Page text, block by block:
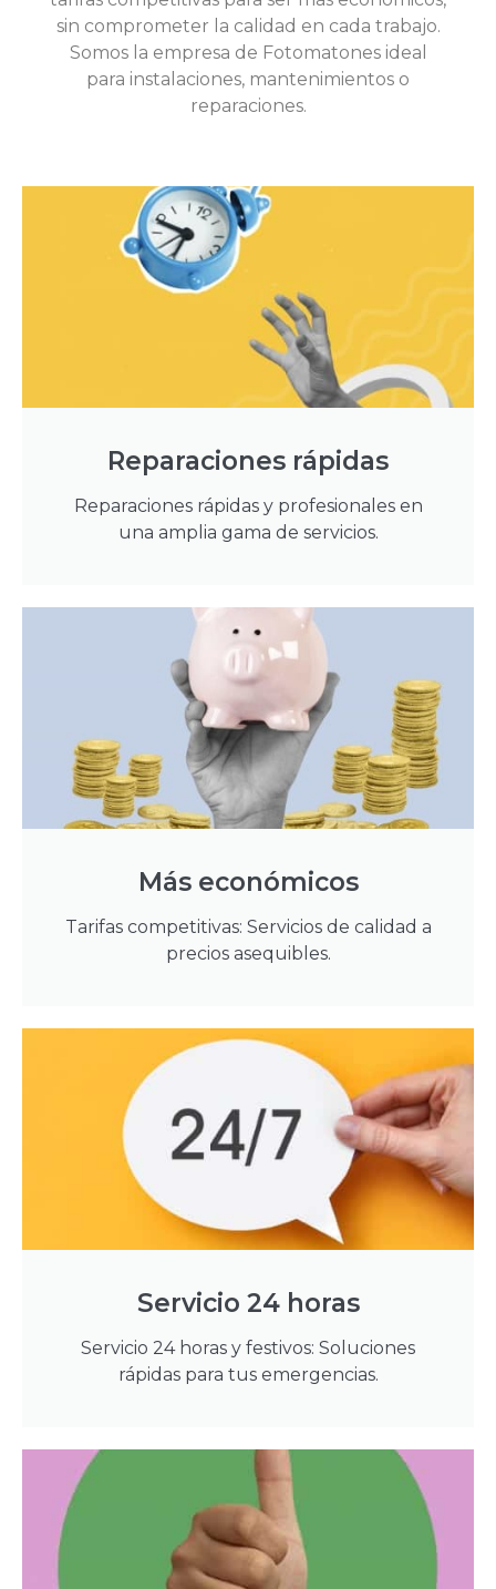
sin comprometer la calidad en cada trabajo.
Somos la empresa de Fotomatones ideal
para instalaciones, mantenimientos o
reparaciones.
Reparaciones rápidas
Reparaciones rápidas y profesionales en
una amplia gama de servicios.
Más económicos
Tarifas competitivas: Servicios de calidad a
precios asequibles.
Servicio 24 horas
Servicio 24 horas y festivos: Soluciones
rápidas para tus emergencias.